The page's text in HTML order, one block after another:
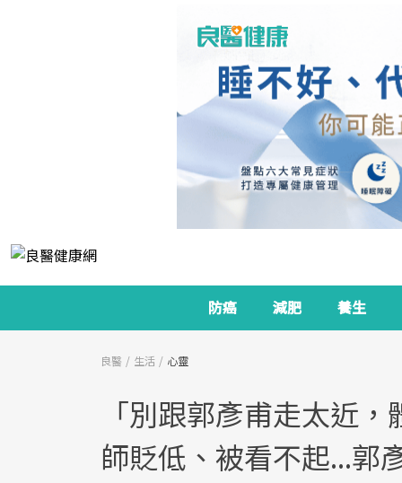
防癌 減肥 養生
良醫 生活 心靈
「別跟郭彥甫走太近
師貶低、被看不起...郭